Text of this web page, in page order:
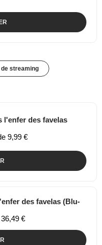
streaming
l'enfer des favelas
9,99 €
des favelas (Blu-
€